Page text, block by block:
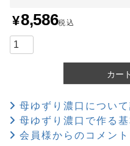
¥8,586税込
カー
母ゆずり濃口につい
母ゆずり濃口で作る
会員様からのコメント